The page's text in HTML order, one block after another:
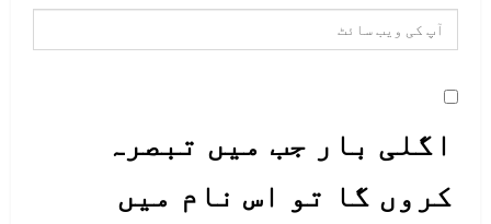
اگلی بار جب میں تبصرہ
کروں گا تو اس نام میں